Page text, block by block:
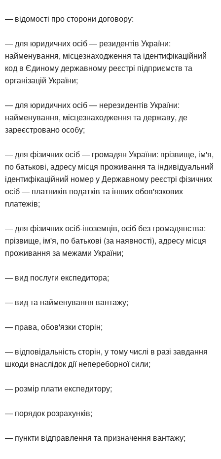
— відомості про сторони договору:
— для юридичних осіб — резидентів України:
найменування, місцезнаходження та ідентифікаційний
код в Єдиному державному реєстрі підприємств та
організацій України;
— для юридичних осіб — нерезидентів України:
найменування, місцезнаходження та державу, де
зареєстровано особу;
— для фізичних осіб — громадян України: прізвище, ім'я,
по батькові, адресу місця проживання та індивідуальний
ідентифікаційний номер у Державному реєстрі фізичних
осіб — платників податків та інших обов'язкових
платежів;
— для фізичних осіб-іноземців, осіб без громадянства:
прізвище, ім'я, по батькові (за наявності), адресу місця
проживання за межами України;
— вид послуги експедитора;
— вид та найменування вантажу;
— права, обов'язки сторін;
— відповідальність сторін, у тому числі в разі завдання
шкоди внаслідок дії непереборної сили;
— розмір плати експедитору;
— порядок розрахунків;
— пункти відправлення та призначення вантажу;